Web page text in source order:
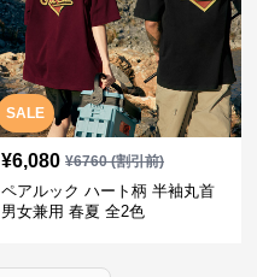
SALE
¥6,080 ¥6760(割引前)
ペアルック ハート柄 半袖丸首
男女兼用 春夏 全2色